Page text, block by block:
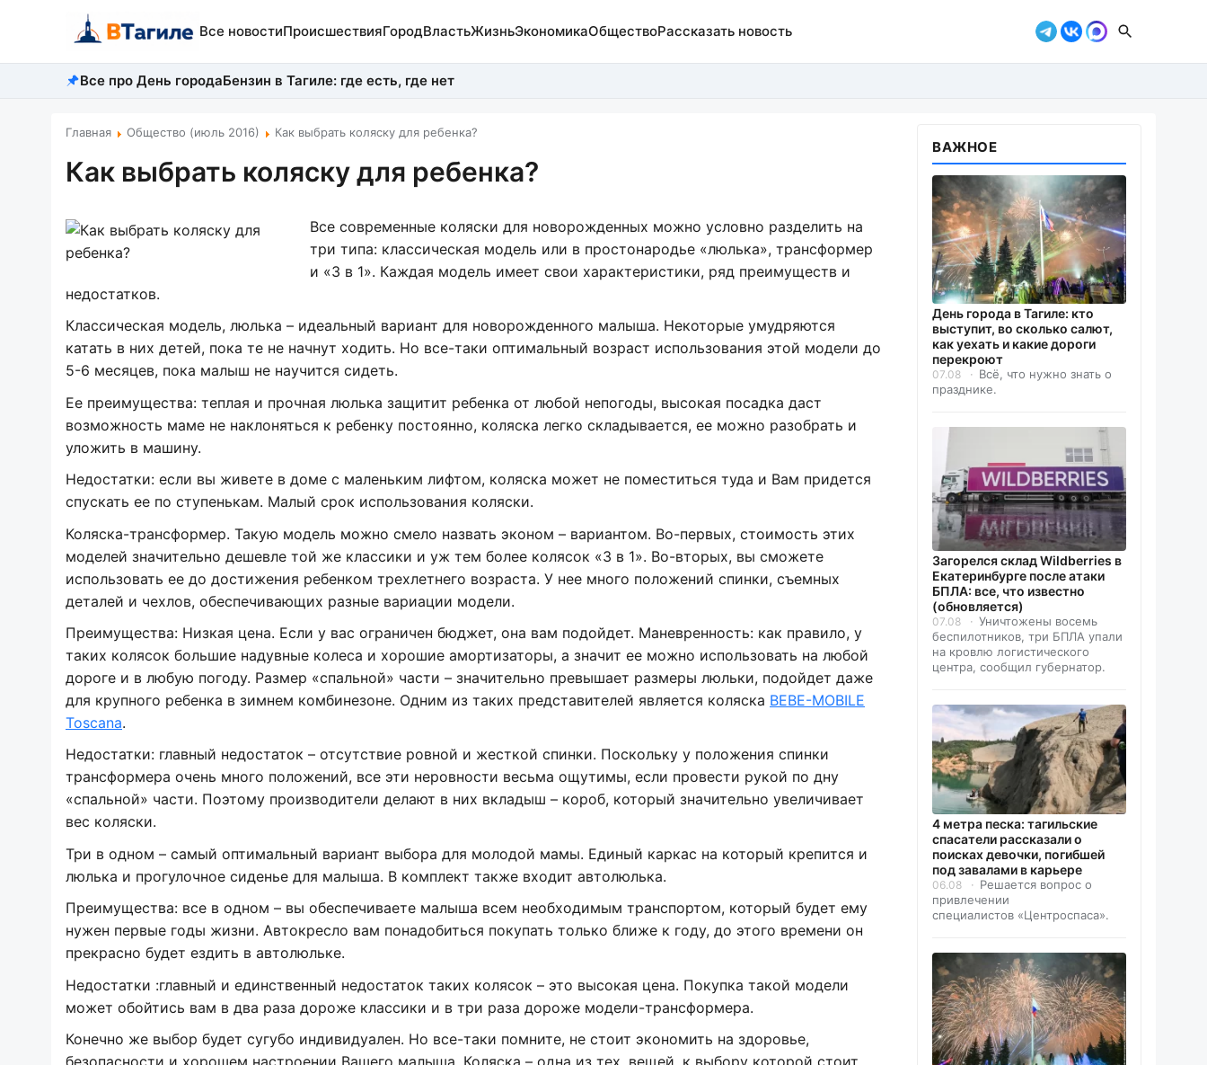
Все новостиПроисшествияГородВластьЖизньЭкономикаОбществоРассказать новость
Все про День городаБензин в Тагиле: где есть, где нет
Главная Общество (июль 2016) Как выбрать коляску для ребенка?
Как выбрать коляску для ребенка?
Все современные коляски для новорожденных можно условно разделить на
три типа: классическая модель или в простонародье «люлька», трансформер
и «3 в 1». Каждая модель имеет свои характеристики, ряд преимуществ и
недостатков.
Классическая модель, люлька – идеальный вариант для новорожденного малыша. Некоторые умудряются
катать в них детей, пока те не начнут ходить. Но все-таки оптимальный возраст использования этой модели до
5-6 месяцев, пока малыш не научится сидеть.
Ее преимущества: теплая и прочная люлька защитит ребенка от любой непогоды, высокая посадка даст
возможность маме не наклоняться к ребенку постоянно, коляска легко складывается, ее можно разобрать и
уложить в машину.
Недостатки: если вы живете в доме с маленьким лифтом, коляска может не поместиться туда и Вам придется
спускать ее по ступенькам. Малый срок использования коляски.
Коляска-трансформер. Такую модель можно смело назвать эконом – вариантом. Во-первых, стоимость этих
моделей значительно дешевле той же классики и уж тем более колясок «3 в 1». Во-вторых, вы сможете
использовать ее до достижения ребенком трехлетнего возраста. У нее много положений спинки, съемных
деталей и чехлов, обеспечивающих разные вариации модели.
Преимущества: Низкая цена. Если у вас ограничен бюджет, она вам подойдет. Маневренность: как правило, у
таких колясок большие надувные колеса и хорошие амортизаторы, а значит ее можно использовать на любой
дороге и в любую погоду. Размер «спальной» части – значительно превышает размеры люльки, подойдет даже
для крупного ребенка в зимнем комбинезоне. Одним из таких представителей является коляска BEBE-MOBILE
Toscana.
Недостатки: главный недостаток – отсутствие ровной и жесткой спинки. Поскольку у положения спинки
трансформера очень много положений, все эти неровности весьма ощутимы, если провести рукой по дну
«спальной» части. Поэтому производители делают в них вкладыш – короб, который значительно увеличивает
вес коляски.
Три в одном – самый оптимальный вариант выбора для молодой мамы. Единый каркас на который крепится и
люлька и прогулочное сиденье для малыша. В комплект также входит автолюлька.
Преимущества: все в одном – вы обеспечиваете малыша всем необходимым транспортом, который будет ему
нужен первые годы жизни. Автокресло вам понадобиться покупать только ближе к году, до этого времени он
прекрасно будет ездить в автолюльке.
Недостатки :главный и единственный недостаток таких колясок – это высокая цена. Покупка такой модели
может обойтись вам в два раза дороже классики и в три раза дороже модели-трансформера.
Конечно же выбор будет сугубо индивидуален. Но все-таки помните, не стоит экономить на здоровье,
безопасности и хорошем настроении Вашего малыша. Коляска – одна из тех, вещей, к выбору которой стоит
ВАЖНОЕ
День города в Тагиле: кто
выступит, во сколько салют,
как уехать и какие дороги
перекроют
07.08
Всё, что нужно знать о
празднике.
Загорелся склад Wildberries в
Екатеринбурге после атаки
БПЛА: все, что известно
(обновляется)
07.08
Уничтожены восемь
беспилотников, три БПЛА упали
на кровлю логистического
центра, сообщил губернатор.
4 метра песка: тагильские
спасатели рассказали о
поисках девочки, погибшей
под завалами в карьере
06.08
Решается вопрос о
привлечении
специалистов «Центроспаса».